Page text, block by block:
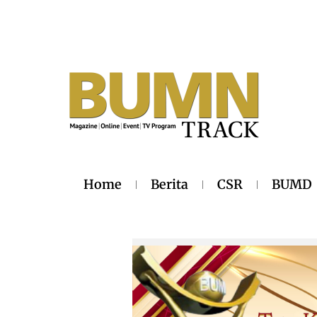
Home Berita CSR BUMD